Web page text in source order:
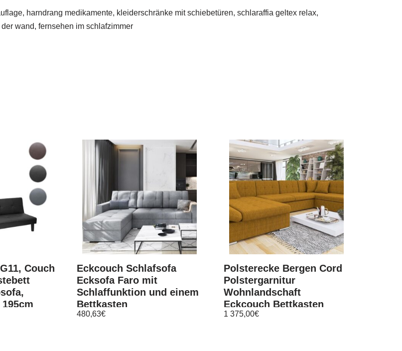
harndrang medikamente, kleiderschränke mit schiebetüren, schlaraffia geltex relax,
wand, fernsehen im schlafzimmer
Couch
Eckcouch Schlafsofa
Ecksofa Faro mit
Schlaffunktion und einem
Bettkasten
480,63€
Polsterecke Bergen Cord
Polstergarnitur
Wohnlandschaft
Eckcouch Bettkasten
Ecksofa
1 375,00€